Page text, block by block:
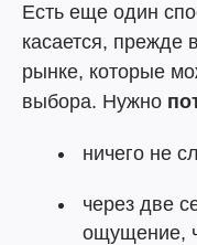
Есть еще один
касается, прежде
рынке, которые
выбора. Нужно
ничего не
через две
ощущение,